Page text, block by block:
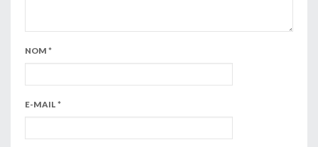
NOM *
E-MAIL *